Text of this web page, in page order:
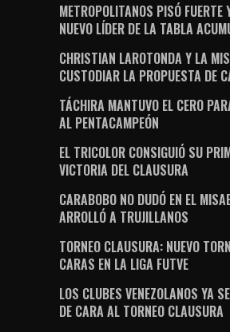
METROPOLITANOS PISÓ FUERTE
NUEVO LÍDER DE LA TABLA
CHRISTIAN LAROTONDA Y LA
CUSTODIAR LA PROPUESTA DE
TÁCHIRA MANTUVO EL CERO
AL PENTACAMPEÓN
EL TRICOLOR CONSIGUIÓ SU
VICTORIA DEL CLAUSURA
CARABOBO NO DUDÓ EN EL
ARROLLÓ A TRUJILLANOS
TORNEO CLAUSURA: NUEVO
CARAS EN LA LIGA FUTVE
LOS CLUBES VENEZOLANOS YA
DE CARA AL TORNEO CLAUSURA